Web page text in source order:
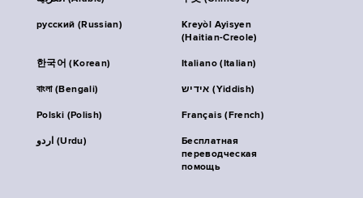
русский (Russian)
Kreyòl Ayisyen
(Haitian-Creole)
한국어 (Korean) Italiano (Italian)
বাংলা (Bengali) אידיש (Yiddish)
Polski (Polish) Français (French)
اردو (Urdu)
Бесплатная
переводческая
помощь